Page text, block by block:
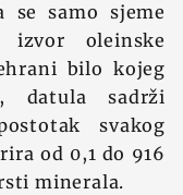
se samo sjeme
oleinske
bilo kojeg
datula sadrži
svakog
od 0,1 do 916
minerala.